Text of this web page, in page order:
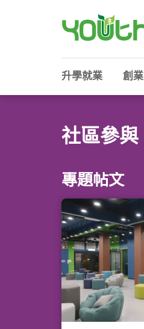
升學就業 創業
社區參與
專題帖文